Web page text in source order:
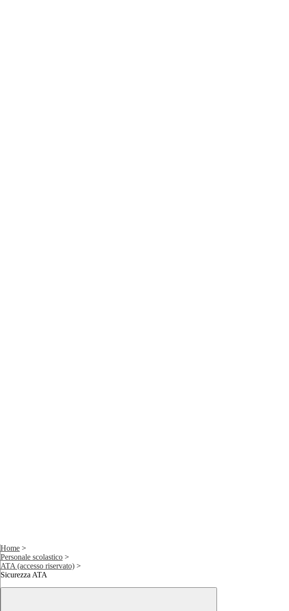
Home >
Personale scolastico >
ATA (accesso riservato) >
Sicurezza ATA